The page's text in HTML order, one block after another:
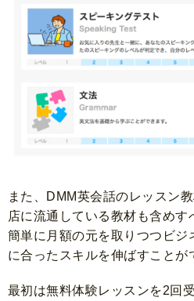
また、DMM英会話のレッスン
店に流通している教材も含めす
簡単に月額の元を取りつつビジ
に合ったスキルを伸ばすことが
最初は無料体験レッスンを2回